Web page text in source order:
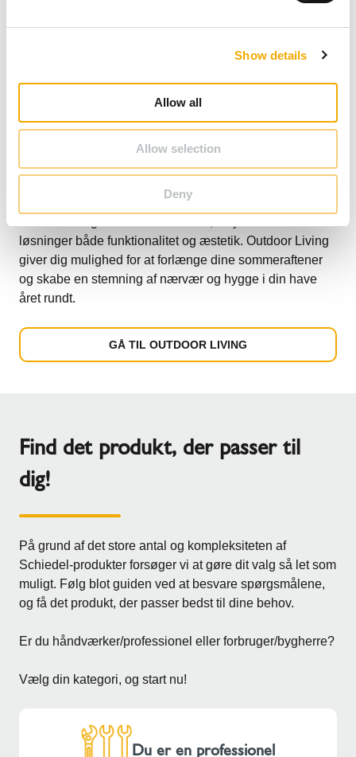
Show details
Allow all
Allow selection
Deny
Med Schiedels Outdoor Living produkter kan du skabe
et hyggeligt uderum, der samler familie og venner
udendørs pejs til kølige aftener eller et udendørs køkken
løsninger både funktionalitet og æstetik. Outdoor Living
giver dig mulighed for at forlænge dine sommeraftener
og skabe en stemning af nærvær og hygge i din have
året rundt.
GÅ TIL OUTDOOR LIVING
Find det produkt, der passer til
dig!
På grund af det store antal og kompleksiteten af
Schiedel-produkter forsøger vi at gøre dit valg så let som
muligt. Følg blot guiden ved at besvare spørgsmålene,
og få det produkt, der passer bedst til dine behov.
Er du håndværker/professionel eller forbruger/bygherre?
Vælg din kategori, og start nu!
Du er en professionel